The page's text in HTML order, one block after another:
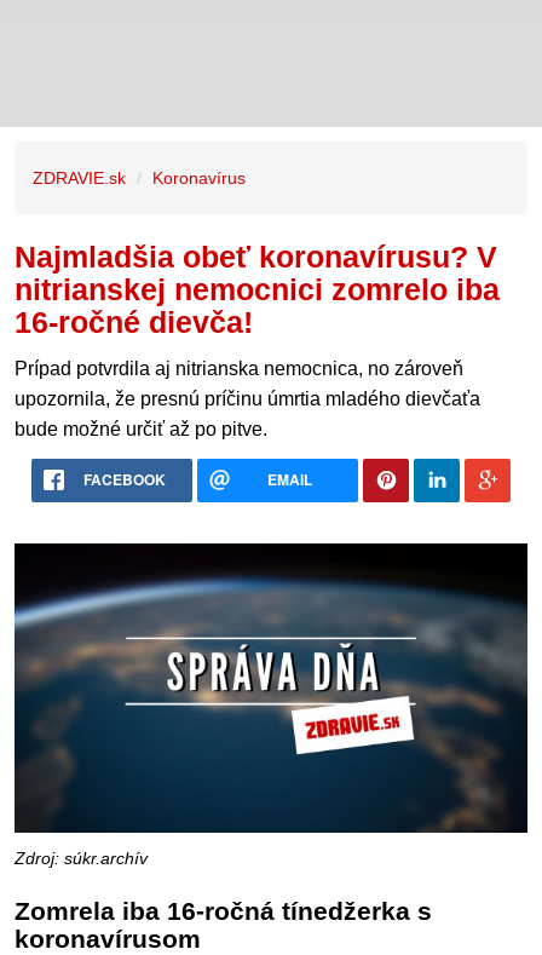
ZDRAVIE.sk Koronavírus
Najmladšia obeť koronavírusu? V
nitrianskej nemocnici zomrelo iba
16-ročné dievča!
Prípad potvrdila aj nitrianska nemocnica, no zároveň
upozornila, že presnú príčinu úmrtia mladého dievčaťa
bude možné určiť až po pitve.
FACEBOOK EMAIL
Zdroj: súkr.archív
Zomrela iba 16-ročná tínedžerka s
koronavírusom